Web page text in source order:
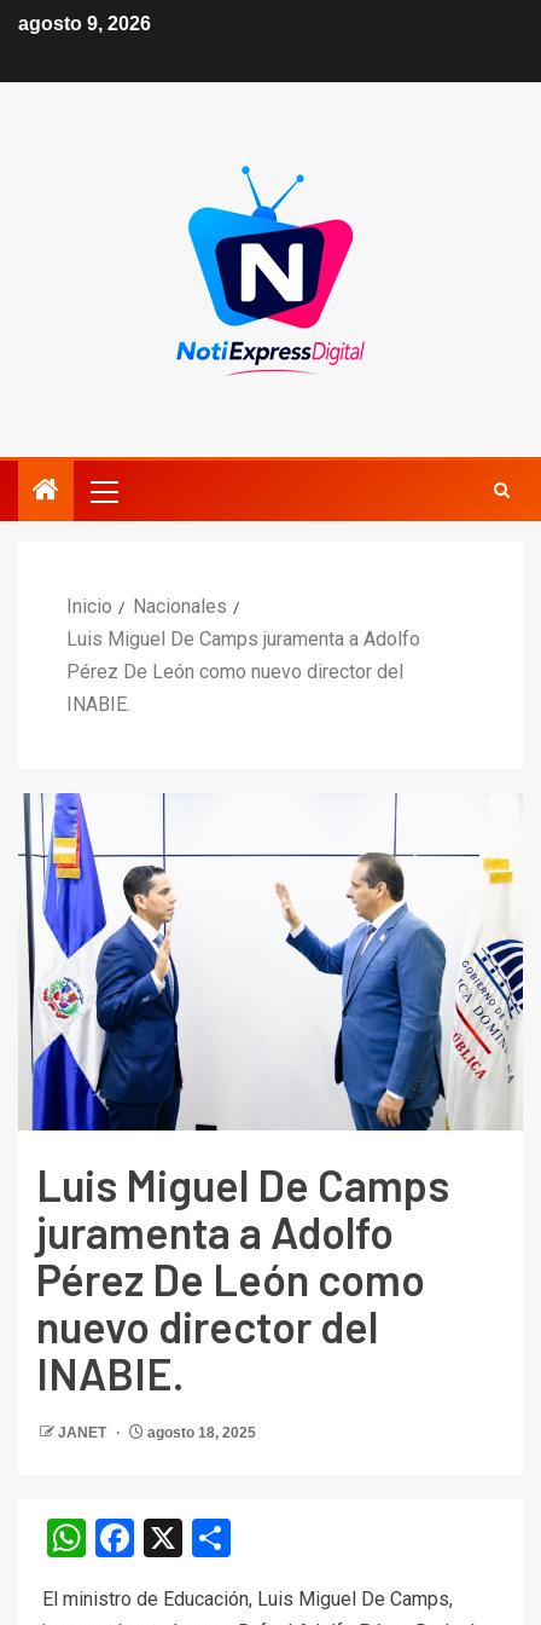
agosto 9, 2026
Inicio
Nacionales
Luis Miguel De Camps juramenta a Adolfo
Pérez De León como nuevo director del
INABIE.
Luis Miguel De Camps
juramenta a Adolfo
Pérez De León como
nuevo director del
INABIE.
JANET agosto 18, 2025
WhatsApp
Facebook
X
El ministro de Educación, Luis Miguel De Camps,